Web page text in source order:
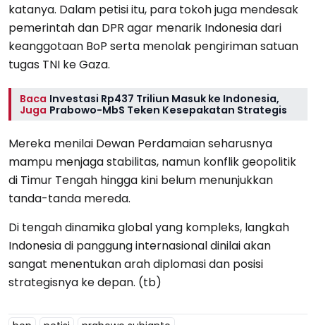
katanya. Dalam petisi itu, para tokoh juga mendesak
pemerintah dan DPR agar menarik Indonesia dari
keanggotaan BoP serta menolak pengiriman satuan
tugas TNI ke Gaza.
Baca
Juga
Investasi Rp437 Triliun Masuk ke Indonesia,
Prabowo-MbS Teken Kesepakatan Strategis
Mereka menilai Dewan Perdamaian seharusnya
mampu menjaga stabilitas, namun konflik geopolitik
di Timur Tengah hingga kini belum menunjukkan
tanda-tanda mereda.
Di tengah dinamika global yang kompleks, langkah
Indonesia di panggung internasional dinilai akan
sangat menentukan arah diplomasi dan posisi
strategisnya ke depan. (tb)